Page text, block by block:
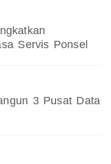
Servis Ponsel
3 Pusat Data